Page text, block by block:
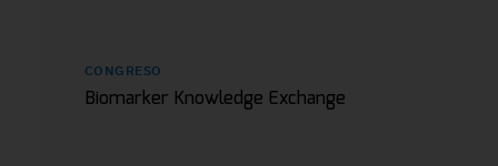
CONGRESO
Biomarker Knowledge Exchange